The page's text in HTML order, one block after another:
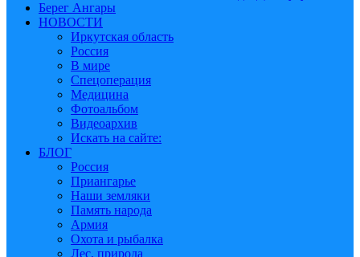
Берег Ангары
НОВОСТИ
Иркутская область
Россия
В мире
Спецоперация
Медицина
Фотоальбом
Видеоархив
Искать на сайте:
БЛОГ
Россия
Приангарье
Наши земляки
Память народа
Армия
Охота и рыбалка
Лес, природа